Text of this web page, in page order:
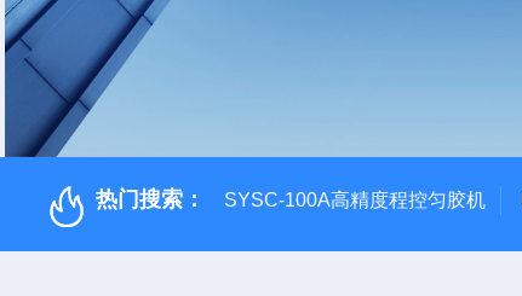
热门搜索： SYSC-100A高精度程控匀胶机